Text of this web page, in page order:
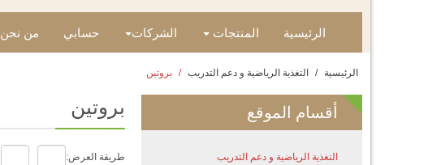
الرئيسية المنتجات الشركات حسابي من نحن
الرئيسية التغذية الرياضية و دعم التدريب بروتين
أقسام الموقع
التغذية الرياضية و دعم التدريب
بروتين
طريقة العرض: